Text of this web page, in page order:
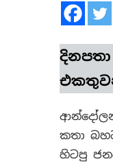
දිනපතා
කතා
හිටපු